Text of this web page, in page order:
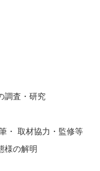
調査・研究
・ 取材協力・監修等
様の解明